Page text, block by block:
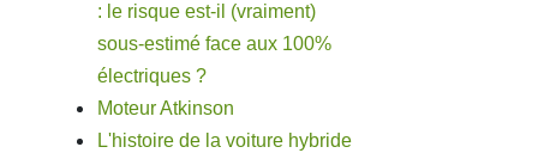
: le risque est-il (vraiment)
sous-estimé face aux 100%
électriques ?
Moteur Atkinson
L'histoire de la voiture hybride